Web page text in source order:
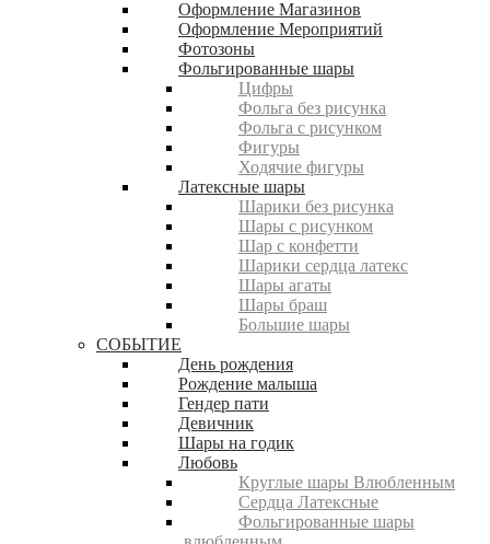
Оформление Магазинов
Оформление Мероприятий
Фотозоны
Фольгированные шары
Цифры
Фольга без рисунка
Фольга с рисунком
Фигуры
Ходячие фигуры
Латексные шары
Шарики без рисунка
Шары с рисунком
Шар с конфетти
Шарики сердца латекс
Шары агаты
Шары браш
Большие шары
СОБЫТИЕ
День рождения
Рождение малыша
Гендер пати
Девичник
Шары на годик
Любовь
Круглые шары Влюбленным
Сердца Латексные
Фольгированные шары